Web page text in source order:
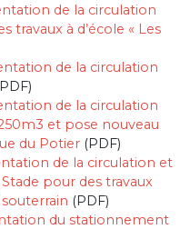
de la circulation
travaux à d’école « Les
de la circulation
de la circulation
et pose nouveau
du Potier (PDF)
de la circulation et
pour des travaux
(PDF)
du stationnement